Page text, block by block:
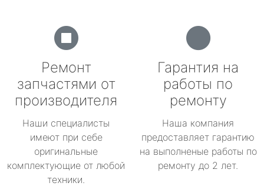
Ремонт
запчастями от
производителя
Наши специалисты
имеют при себе
оригинальные
комплектующие от любой
техники.
Гарантия на
работы по
ремонту
Наша компания
предоставляет гарантию
на выполненые работы по
ремонту до 2 лет.